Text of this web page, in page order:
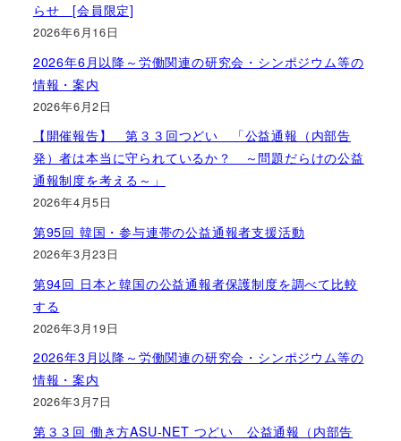
らせ [会員限定]
2026年6月16日
2026年6月以降～労働関連の研究会・シンポジウム等の
情報・案内
2026年6月2日
【開催報告】 第３３回つどい 「公益通報（内部告
発）者は本当に守られているか？ ～問題だらけの公益
通報制度を考える～」
2026年4月5日
第95回 韓国・参与連帯の公益通報者支援活動
2026年3月23日
第94回 日本と韓国の公益通報者保護制度を調べて比較
する
2026年3月19日
2026年3月以降～労働関連の研究会・シンポジウム等の
情報・案内
2026年3月7日
第３３回 働き方ASU-NET つどい 公益通報（内部告